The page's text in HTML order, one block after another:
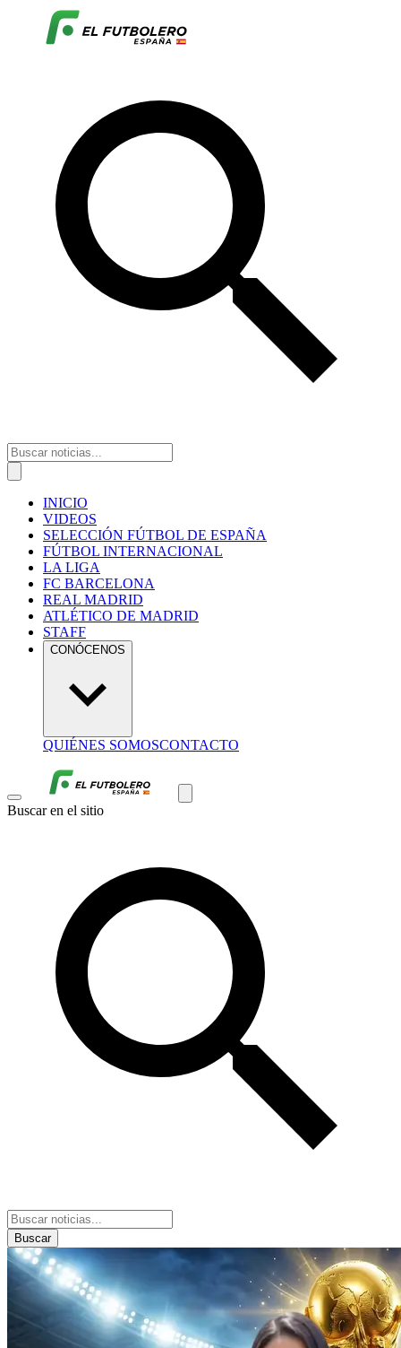
INICIO
VIDEOS
SELECCIÓN FÚTBOL DE ESPAÑA
FÚTBOL INTERNACIONAL
LA LIGA
FC BARCELONA
REAL MADRID
ATLÉTICO DE MADRID
STAFF
CONÓCENOS
QUIÉNES SOMOSCONTACTO
Buscar en el sitio
Buscar